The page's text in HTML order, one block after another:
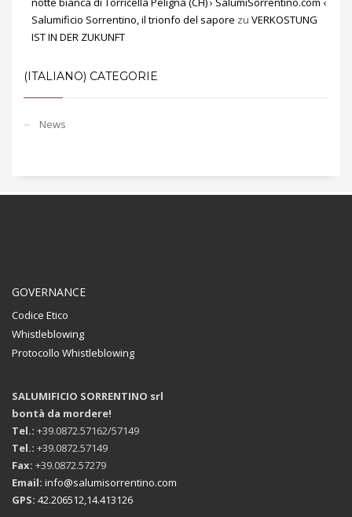
Salumificio Sorrentino, il trionfo del sapore zu VERKOSTUNG
IST IN DER ZUKUNFT
(ITALIANO) CATEGORIE
News
GOVERNANCE
Codice Etico
Whistleblowing
Protocollo Whistleblowing
SALUMIFICIO SORRENTINO srl
bontà da mordere!
Tel.: +39.0872.57162/57149
Tel.: +39.0872.57149
Fax: +39.0872.57279
Email: info@salumisorrentino.com
GPS: 42.206512,14.413126